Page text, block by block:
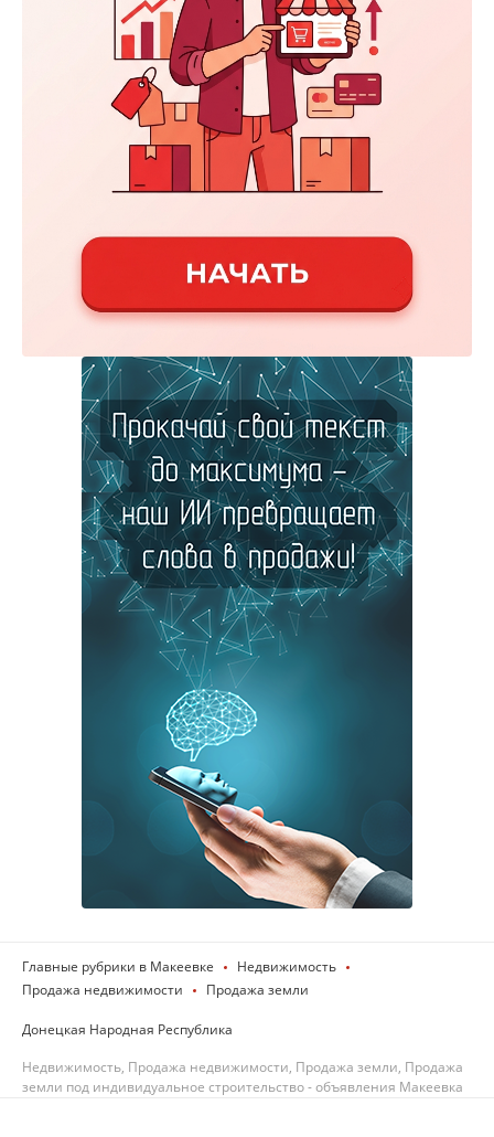
Главные рубрики в Макеевке
Недвижимость
Продажа недвижимости
Продажа земли
Донецкая Народная Республика
Недвижимость, Продажа недвижимости, Продажа земли, Продажа
земли под индивидуальное строительство - объявления Макеевка